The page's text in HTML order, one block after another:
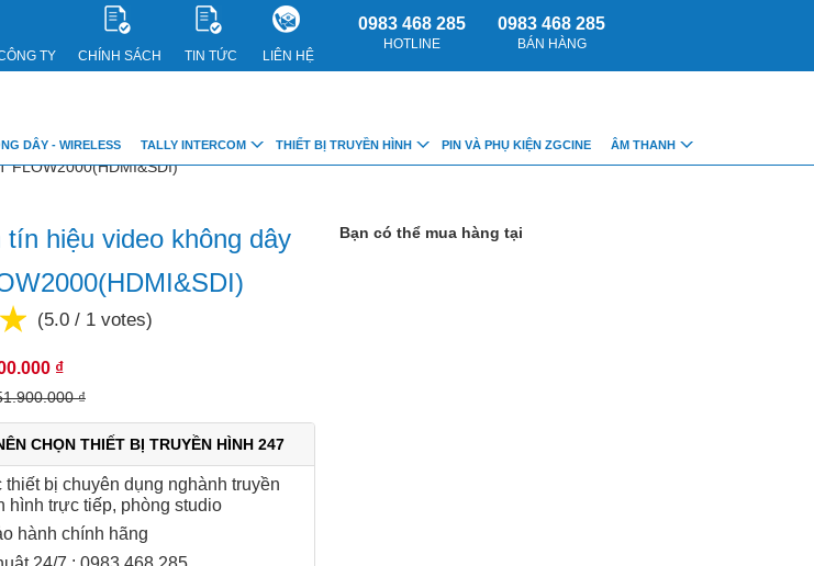
FLOW2000(HDMI&SDI)
tín hiệu video không dây
(5.0 / 1 votes)
₫
₫
CHỌN THIẾT BỊ TRUYỀN HÌNH 247
thiết bị chuyên dụng nghành truyền
hình trực tiếp, phòng studio
hành chính hãng
Bạn có thể mua hàng tại
TY CHÍNH SÁCH TIN TỨC LIÊN HỆ
0983 468 285
HOTLINE
0983 468 285
BÁN HÀNG
DÂY - WIRELESS TALLY INTERCOM THIẾT BỊ TRUYỀN HÌNH PIN VÀ PHỤ KIỆN ZGCINE ÂM THANH